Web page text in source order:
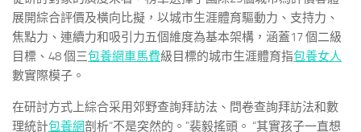
展開綜合評價及橫向比擬，以城市生涯體育驅動力、支持力、
焦點力、連續力和吸引力五個維度為基本架構，涵蓋17 個二級
目標、48 個三包養網車馬費級目標的城市生涯體育指包養女人
數實際模子。
在研討方式上綜合采用郊野查詢拜訪法、問卷查詢拜訪法和數
理統計包養網剖析“不是突然的。”裴毅搖頭。 “其實孩子一直想